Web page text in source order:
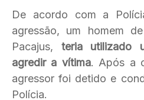
De acordo com a
agressão, um homem
Pacajus, teria utilizado
agredir a vítima. Após a
agressor foi detido e
Polícia.